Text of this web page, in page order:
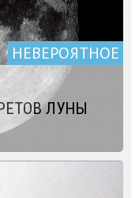
НЕВЕРОЯТНОЕ
ЛУНЫ